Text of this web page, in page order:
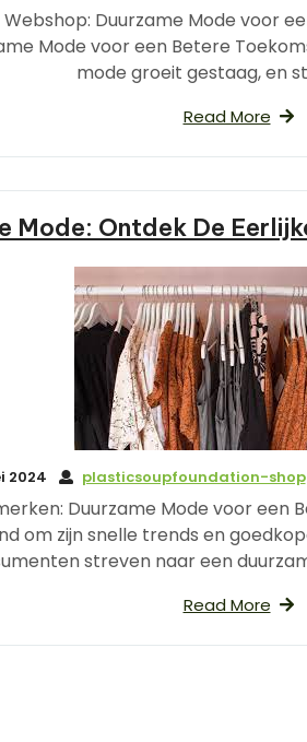
Webshop: Duurzame Mode voor
Mode voor een Betere
mode groeit gestaag, en
Read More
Mode: Ontdek De
2024 plasticsoupfoundation-shop
Duurzame Mode voor
om zijn snelle trends en
streven naar een
Read More